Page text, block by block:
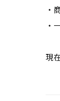
・
・
現